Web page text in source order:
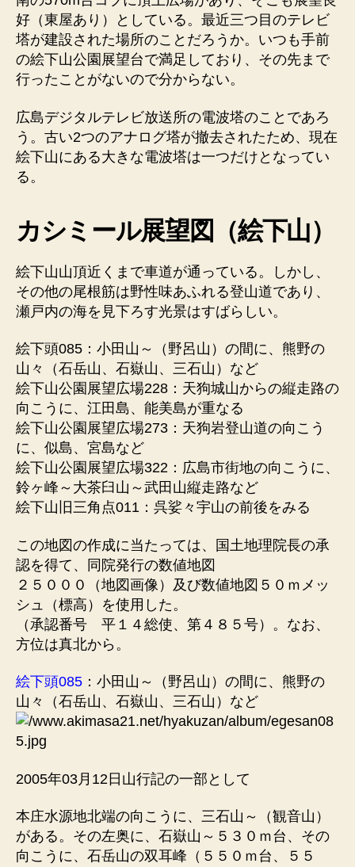
好（東屋あり）としている。最近三つ目のテレビ
塔が建設された場所のことだろうか。いつも手前
の絵下山公園展望台で満足しており、その先まで
行ったことがないので分からない。
広島デジタルテレビ放送所の電波塔のことであろ
う。古い2つのアナログ塔が撤去されたため、現在
絵下山にある大きな電波塔は一つだけとなってい
る。
カシミール展望図（絵下山）
絵下山山頂近くまで車道が通っている。しかし、
その他の尾根筋は野性味あふれる登山道であり、
瀬戸内の海を見下ろす光景はすばらしい。
絵下頭085：小田山～（野呂山）の間に、熊野の
山々（石岳山、石嶽山、三石山）など
絵下山公園展望広場228：天狗城山からの縦走路の
向こうに、江田島、能美島が重なる
絵下山公園展望広場273：天狗岩登山道の向こう
に、似島、宮島など
絵下山公園展望広場322：広島市街地の向こうに、
鈴ヶ峰～大茶臼山～武田山縦走路など
絵下山旧三角点011：呉娑々宇山の前後をみる
この地図の作成に当たっては、国土地理院長の承
認を得て、同院発行の数値地図
２５０００（地図画像）及び数値地図５０ｍメッ
シュ（標高）を使用した。
（承認番号 平１４総使、第４８５号）。なお、
方位は真北から。
絵下頭085 ：小田山～（野呂山）の間に、熊野の
山々（石岳山、石嶽山、三石山）など
2005年03月12日山行記の一部として
本庄水源地北端の向こうに、三石山～（観音山）
がある。その左奥に、石嶽山～５３０ｍ台、その
向こうに、石岳山の双耳峰（５５０ｍ台、５５